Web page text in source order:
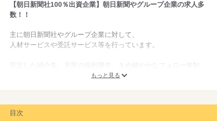
【朝日新聞社100％出資企業】朝日新聞やグループ企業の求人多
数！！
主に朝日新聞社やグループ企業に対して、
人材サービスや受託サービス等を行っています。
安定した紹介先、充実の福利厚生、きめ細やかなフォロー体制
もっと見る
目次